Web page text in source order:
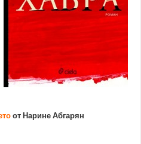
от Нарине Абгарян